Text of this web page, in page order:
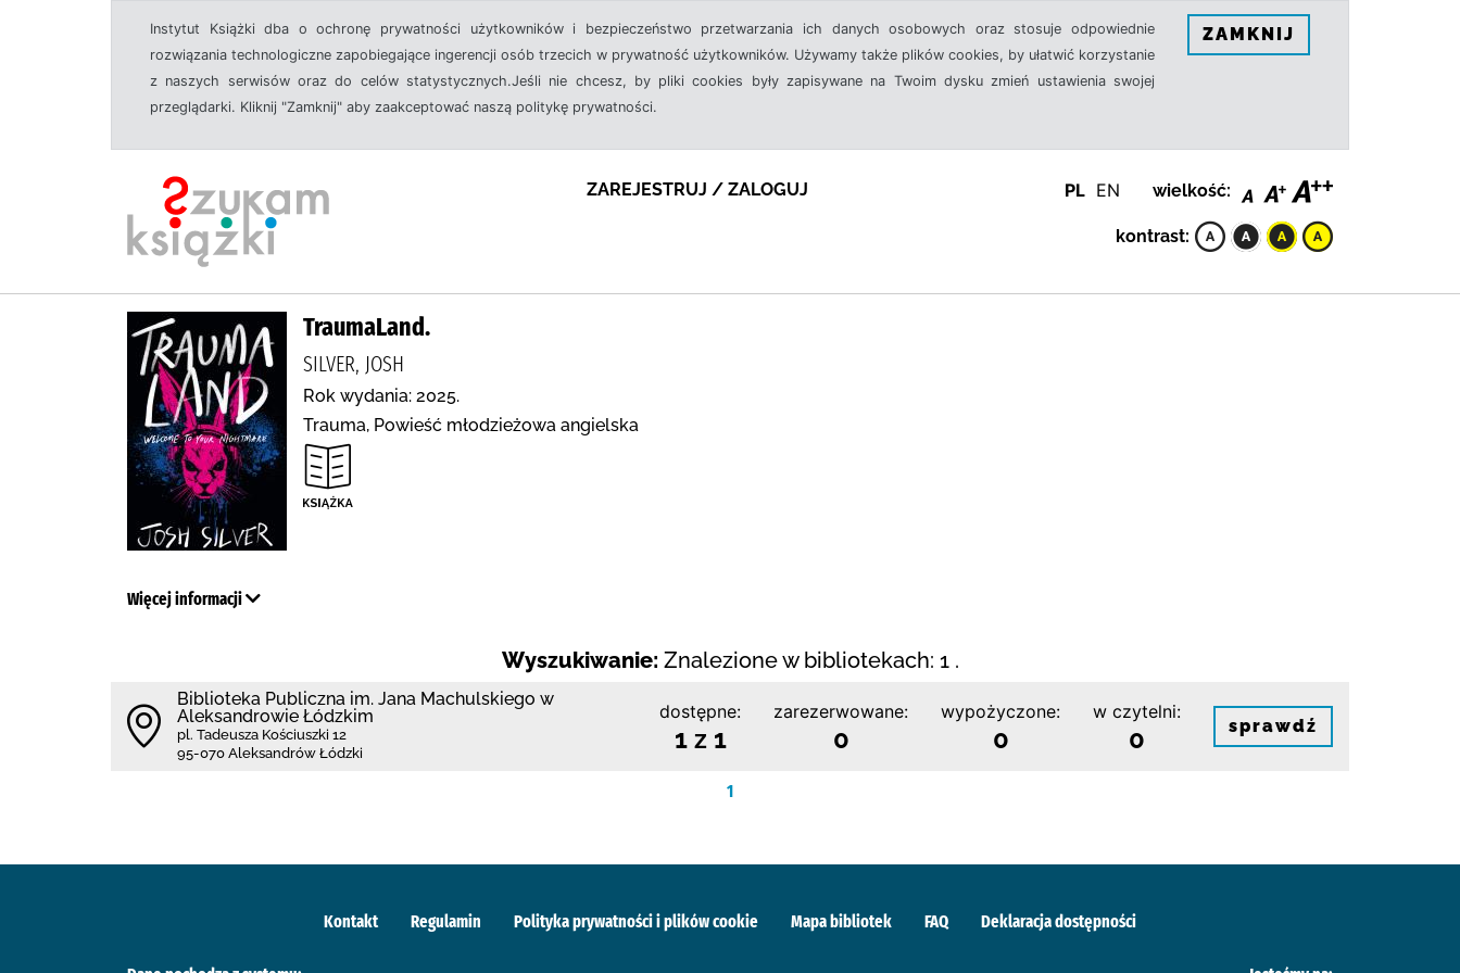
Instytut Książki dba o ochronę prywatności użytkowników i bezpieczeństwo przetwarzania ich danych osobowych oraz stosuje odpowiednie
rozwiązania technologiczne zapobiegające ingerencji osób trzecich w prywatność użytkowników. Używamy także plików cookies, by ułatwić korzystanie
z naszych serwisów oraz do celów statystycznych.Jeśli nie chcesz, by pliki cookies były zapisywane na Twoim dysku zmień ustawienia swojej
przeglądarki. Kliknij "Zamknij" aby zaakceptować naszą politykę prywatności.
ZAMKNIJ
ZAREJESTRUJ / ZALOGUJ PL EN wielkość:
kontrast:
TraumaLand.
SILVER, JOSH
Rok wydania: 2025.
Trauma, Powieść młodzieżowa angielska
Więcej informacji
Wyszukiwanie: Znalezione w bibliotekach: 1 .
Biblioteka Publiczna im. Jana Machulskiego w
Aleksandrowie Łódzkim
pl. Tadeusza Kościuszki 12
95-070 Aleksandrów Łódzki
dostępne:
1 z 1
zarezerwowane:
0
wypożyczone:
0
w czytelni:
0 sprawdź
1
Kontakt Regulamin Polityka prywatności i plików cookie Mapa bibliotek FAQ Deklaracja dostępności